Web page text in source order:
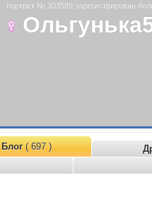
портрет № 303589 зарегистрирован
Блог( 697 )